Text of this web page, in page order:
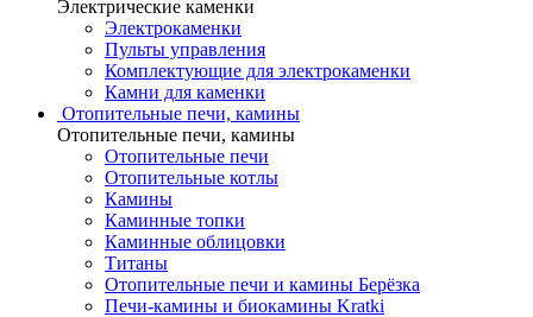
Электрические каменки
Электрокаменки
Пульты управления
Комплектующие для электрокаменки
Камни для каменки
Отопительные печи, камины
Отопительные печи, камины
Отопительные печи
Отопительные котлы
Камины
Каминные топки
Каминные облицовки
Титаны
Отопительные печи и камины Берёзка
Печи-камины и биокамины Kratki